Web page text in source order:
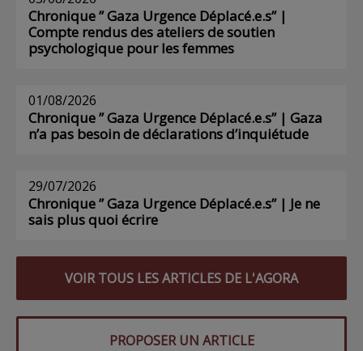
Chronique ” Gaza Urgence Déplacé.e.s” |
Compte rendus des ateliers de soutien
psychologique pour les femmes
01/08/2026
Chronique ” Gaza Urgence Déplacé.e.s” | Gaza
n’a pas besoin de déclarations d’inquiétude
29/07/2026
Chronique ” Gaza Urgence Déplacé.e.s” | Je ne
sais plus quoi écrire
VOIR TOUS LES ARTICLES DE L'AGORA
PROPOSER UN ARTICLE